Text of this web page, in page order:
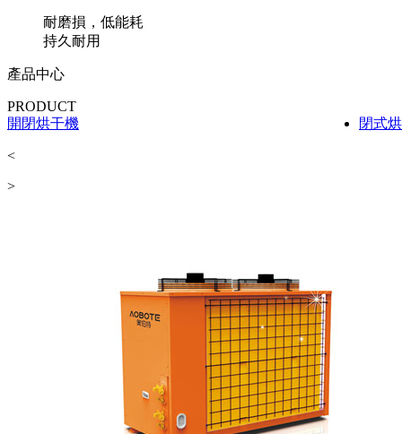
耐磨損，低能耗
持久耐用
產品中心
PRODUCT
閉式烘干機
工業
<
>